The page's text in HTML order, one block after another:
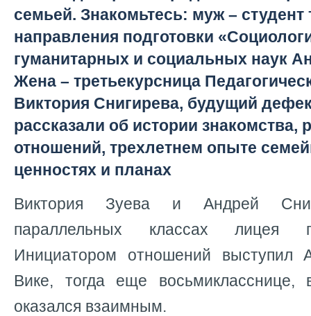
семьей. Знакомьтесь: муж – студент
направления подготовки
гуманитарных и социальных наук
Жена – третьекурсница
Виктория Снигирева, будущий
рассказали об истории знакомства,
отношений, трехлетнем опыте
ценностях и планах
Виктория Зуева и Андрей
параллельных классах лицея
Инициатором отношений выступил
Вике, тогда еще восьмикласснице,
оказался взаимным.